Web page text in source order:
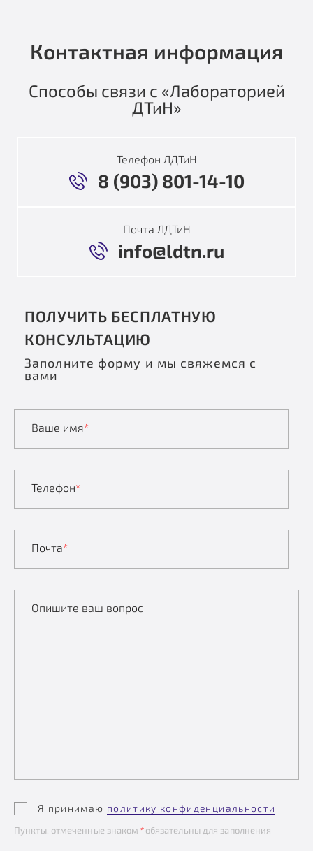
Контактная информация
Способы связи с «Лабораторией
ДТиН»
Телефон ЛДТиН
8 (903) 801-14-10
Почта ЛДТиН
info@ldtn.ru
ПОЛУЧИТЬ БЕСПЛАТНУЮ
КОНСУЛЬТАЦИЮ
Заполните форму и мы свяжемся с
вами
Ваше имя*
Телефон*
Почта*
Опишите ваш вопрос
Я принимаю политику конфиденциальности
Пункты, отмеченные знаком *обязательны для заполнения